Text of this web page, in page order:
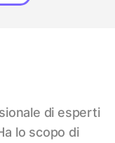
di esperti
lo scopo di